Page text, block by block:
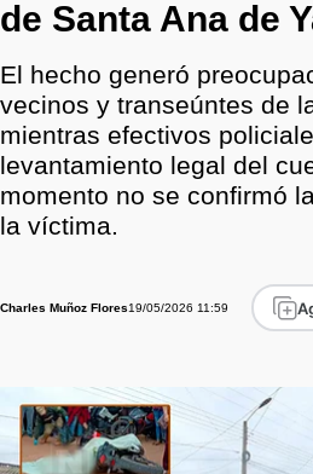
de Santa Ana de
El hecho generó
vecinos y transeúntes de
mientras efectivos
levantamiento legal del
momento no se confirmó
la víctima.
Charles Muñoz Flores19/05/2026 11:59